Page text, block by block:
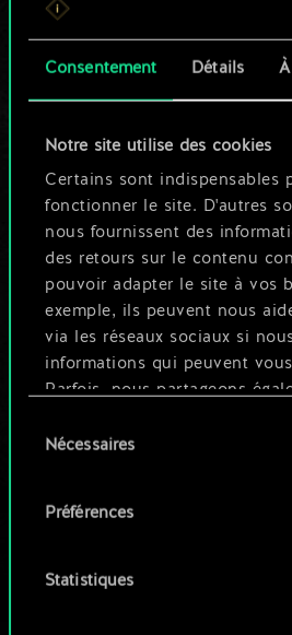
Consentement Détails
Notre site utilise des cookies
Certains sont indispensables
fonctionner le site. D'autres
nous fournissent des
des retours sur le contenu
pouvoir adapter le site à vos
exemple, ils peuvent nous
via les réseaux sociaux si
informations qui peuvent
Parfois, nous partageons
ces cookies optionnels ne
Vous pouvez consulter tous
préférences dans le menu
duNécessaires
Préférences
Statistiques
n'est qu'un
cartes
Mais cela
tellement
Nommer ce jeu et
OU
Parcourir les jeux de